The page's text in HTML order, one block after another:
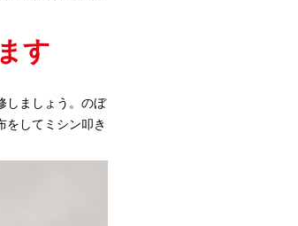
す
しましょう。のぼ
をしてミシン叩き